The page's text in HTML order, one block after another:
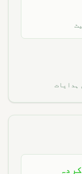
ہدایات